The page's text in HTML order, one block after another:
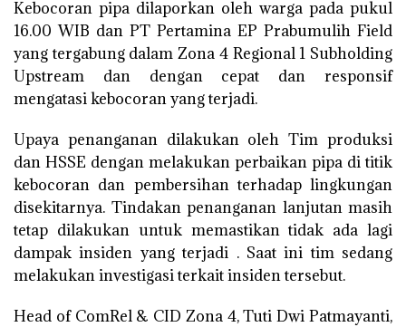
Kebocoran pipa dilaporkan oleh warga pada pukul
16.00 WIB dan PT Pertamina EP Prabumulih Field
yang tergabung dalam Zona 4 Regional 1 Subholding
Upstream dan dengan cepat dan responsif
mengatasi kebocoran yang terjadi.
Upaya penanganan dilakukan oleh Tim produksi
dan HSSE dengan melakukan perbaikan pipa di titik
kebocoran dan pembersihan terhadap lingkungan
disekitarnya. Tindakan penanganan lanjutan masih
tetap dilakukan untuk memastikan tidak ada lagi
dampak insiden yang terjadi . Saat ini tim sedang
melakukan investigasi terkait insiden tersebut.
Head of ComRel & CID Zona 4, Tuti Dwi Patmayanti,